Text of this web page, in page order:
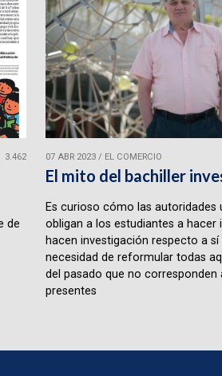
3.462
de
07 ABR 2023/ EL COMERCIO
El mito del bachiller
Es curioso cómo las autoridades
obligan a los estudiantes a hacer
hacen investigación respecto a sí
necesidad de reformular todas
del pasado que no corresponden
presentes